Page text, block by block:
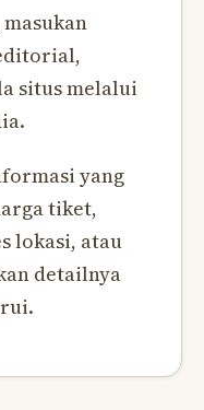
situs melalui
yang
tiket,
lokasi, atau
detailnya